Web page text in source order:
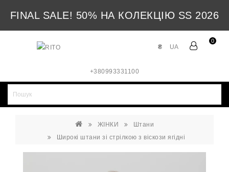
FINAL SALE! 50% НА КОЛЕКЦІЮ SS 2026
0
UA
₴
+380993331100
ЖІНКИ
Штани
Широкі штани зі стрілкою з віскози ягідні